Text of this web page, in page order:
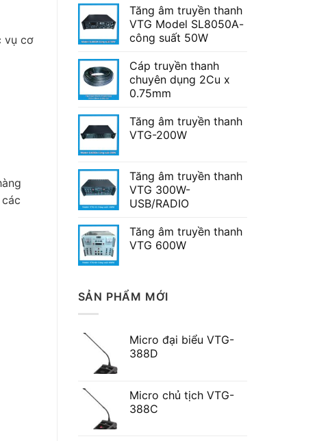
vụ cơ
Tăng âm truyền thanh
VTG Model SL8050A-
công suất 50W
Cáp truyền thanh
chuyên dụng 2Cu x
0.75mm
Tăng âm truyền thanh
VTG-200W
Tăng âm truyền thanh
VTG 300W-
USB/RADIO
Tăng âm truyền thanh
VTG 600W
SẢN PHẨM MỚI
Micro đại biểu VTG-
388D
Micro chủ tịch VTG-
388C